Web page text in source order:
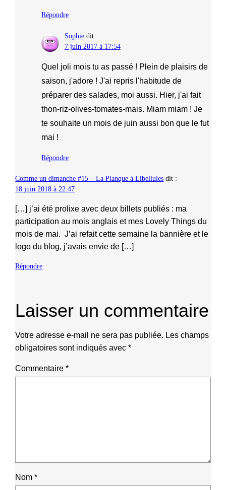
Répondre
Sophie dit :
7 juin 2017 à 17:54
Quel joli mois tu as passé ! Plein de plaisirs de
saison, j'adore ! J'ai repris l'habitude de
préparer des salades, moi aussi. Hier, j'ai fait
thon-riz-olives-tomates-mais. Miam miam ! Je
te souhaite un mois de juin aussi bon que le fut
mai !
Répondre
Comme un dimanche #15 – La Planque à Libellules dit :
18 juin 2018 à 22:47
[…] j’ai été prolixe avec deux billets publiés : ma
participation au mois anglais et mes Lovely Things du
mois de mai. J’ai refait cette semaine la bannière et le
logo du blog, j’avais envie de […]
Répondre
Laisser un commentaire
Votre adresse e-mail ne sera pas publiée. Les champs
obligatoires sont indiqués avec*
Commentaire*
Nom*